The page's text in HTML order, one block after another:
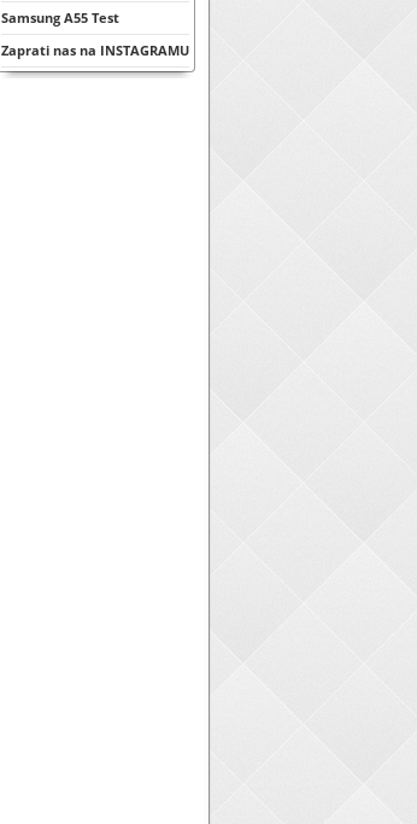
Samsung A55 Test
Zaprati nas na INSTAGRAMU